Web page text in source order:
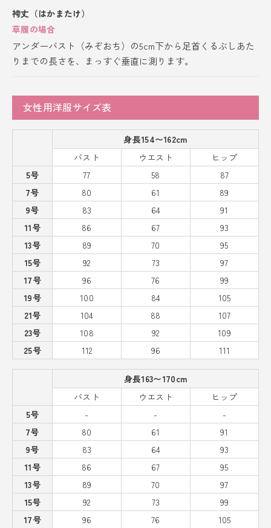
袴丈（はかまたけ）
草履の場合
アンダーバスト（みぞおち）の5cm下から足首くるぶしあた
りまでの長さを、まっすぐ垂直に測ります。
女性用洋服サイズ表
身長154〜162cm
バスト
ウエスト
ヒップ
5号
77 58
87
7号
80 61
89
9号
83 64
91
11号
86 67
93
13号
89 70
95
15号
92 73
97
17号
96 76
99
19号
100 84
105
21号
104 88
107
23号
108 92
109
25号
112 96 111
身長163〜170cm
バスト
ウエスト
ヒップ
5号
- -
-
7号
80 61
91
9号
83 64
93
11号
86 67
95
13号
89 70
97
15号
92 73
99
17号
96 76
105